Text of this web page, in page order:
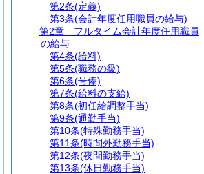
第2条(定義)
第3条(会計年度任用職員の給与)
第2章
フルタイム会計年度任用職員
の給与
第4条(給料)
第5条(職務の級)
第6条(号俸)
第7条(給料の支給)
第8条(初任給調整手当)
第9条(通勤手当)
第10条(特殊勤務手当)
第11条(時間外勤務手当)
第12条(夜間勤務手当)
第13条(休日勤務手当)